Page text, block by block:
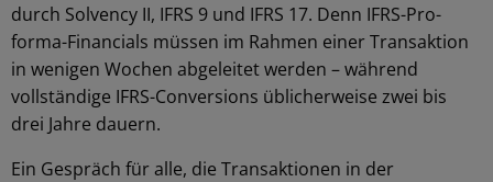
durch Solvency II, IFRS 9 und IFRS 17. Denn IFRS-Pro-
forma-Financials müssen im Rahmen einer Transaktion
in wenigen Wochen abgeleitet werden – während
vollständige IFRS-Conversions üblicherweise zwei bis
drei Jahre dauern.
Ein Gespräch für alle, die Transaktionen in der